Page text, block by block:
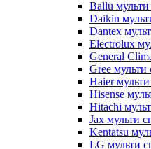
Ballu
Daikin
Dantex
Electrolux
General
Gree
Haier
Hisense
Hitachi
Jax мульти
Kentatsu
LG мульти